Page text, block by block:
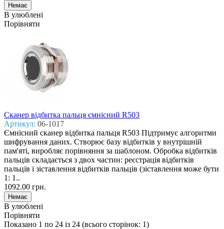
В улюблені
Порівняти
Сканер відбитка пальця ємнісний R503
Артикул: 06-1017
Ємнісний сканер відбитка пальця R503 Підтримує алгоритми
шифрування даних. Створює базу відбитків у внутрішній
пам'яті, виробляє порівняння за шаблоном. Обробка відбитків
пальців складається з двох частин: реєстрація відбитків
пальців і зіставлення відбитків пальців (зіставлення може бути
1: 1..
1092.00 грн.
В улюблені
Порівняти
Показано 1 по 24 із 24 (всього сторінок: 1)